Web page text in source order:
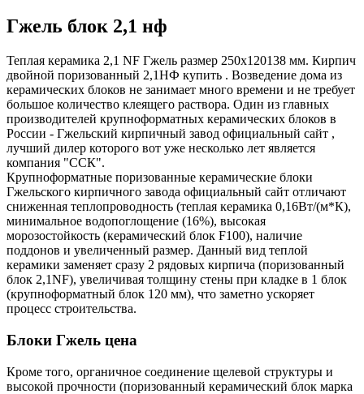
Гжель блок 2,1 нф
Теплая керамика 2,1 NF Гжель размер 250х120138 мм. Кирпич
двойной поризованный 2,1НФ купить . Возведение дома из
керамических блоков не занимает много времени и не требует
большое количество клеящего раствора. Один из главных
производителей крупноформатных керамических блоков в
России - Гжельский кирпичный завод официальный сайт ,
лучший дилер которого вот уже несколько лет является
компания "ССК".
Крупноформатные поризованные керамические блоки
Гжельского кирпичного завода официальный сайт отличают
сниженная теплопроводность (теплая керамика 0,16Вт/(м*К),
минимальное водопоглощение (16%), высокая
морозостойкость (керамический блок F100), наличие
поддонов и увеличенный размер. Данный вид теплой
керамики заменяет сразу 2 рядовых кирпича (поризованный
блок 2,1NF), увеличивая толщину стены при кладке в 1 блок
(крупноформатный блок 120 мм), что заметно ускоряет
процесс строительства.
Блоки Гжель цена
Кроме того, органичное соединение щелевой структуры и
высокой прочности (поризованный керамический блок марка